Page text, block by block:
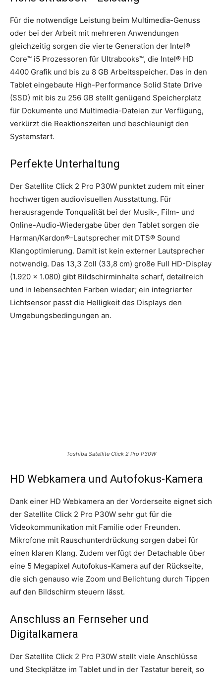
Für die notwendige Leistung beim Multimedia-Genuss
oder bei der Arbeit mit mehreren Anwendungen
gleichzeitig sorgen die vierte Generation der Intel®
Core™ i5 Prozessoren für Ultrabooks™, die Intel® HD
4400 Grafik und bis zu 8 GB Arbeitsspeicher. Das in den
Tablet eingebaute High-Performance Solid State Drive
(SSD) mit bis zu 256 GB stellt genügend Speicherplatz
für Dokumente und Multimedia-Dateien zur Verfügung,
verkürzt die Reaktionszeiten und beschleunigt den
Systemstart.
Perfekte Unterhaltung
Der Satellite Click 2 Pro P30W punktet zudem mit einer
hochwertigen audiovisuellen Ausstattung. Für
herausragende Tonqualität bei der Musik-, Film- und
Online-Audio-Wiedergabe über den Tablet sorgen die
Harman/Kardon®-Lautsprecher mit DTS® Sound
Klangoptimierung. Damit ist kein externer Lautsprecher
notwendig. Das 13,3 Zoll (33,8 cm) große Full HD-Display
(1.920 x 1.080) gibt Bildschirminhalte scharf, detailreich
und in lebensechten Farben wieder; ein integrierter
Lichtsensor passt die Helligkeit des Displays den
Umgebungsbedingungen an.
Toshiba Satellite Click 2 Pro P30W
HD Webkamera und Autofokus-Kamera
Dank einer HD Webkamera an der Vorderseite eignet sich
der Satellite Click 2 Pro P30W sehr gut für die
Videokommunikation mit Familie oder Freunden.
Mikrofone mit Rauschunterdrückung sorgen dabei für
einen klaren Klang. Zudem verfügt der Detachable über
eine 5 Megapixel Autofokus-Kamera auf der Rückseite,
die sich genauso wie Zoom und Belichtung durch Tippen
auf den Bildschirm steuern lässt.
Anschluss an Fernseher und
Digitalkamera
Der Satellite Click 2 Pro P30W stellt viele Anschlüsse
und Steckplätze im Tablet und in der Tastatur bereit, so